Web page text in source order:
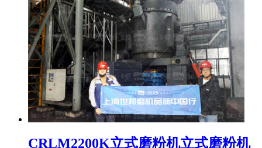
CRLM2200K立式磨粉机立式磨粉机